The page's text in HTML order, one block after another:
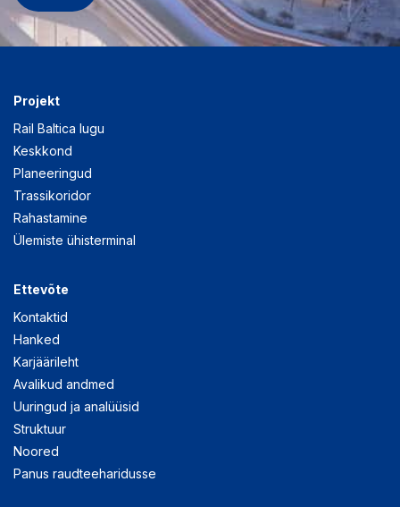
Projekt
Rail Baltica lugu
Keskkond
Planeeringud
Trassikoridor
Rahastamine
Ülemiste ühisterminal
Ettevõte
Kontaktid
Hanked
Karjäärileht
Avalikud andmed
Uuringud ja analüüsid
Struktuur
Noored
Panus raudteeharidusse